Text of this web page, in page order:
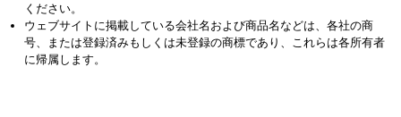
ください。
ウェブサイトに掲載している会社名および商品名などは、各社の商
号、または登録済みもしくは未登録の商標であり、これらは各所有者
に帰属します。